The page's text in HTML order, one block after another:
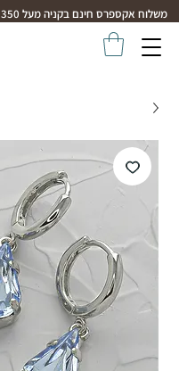
משלוח אקספרס חינם בקניה מעל 350 ש"ח | מיוצר בישראל